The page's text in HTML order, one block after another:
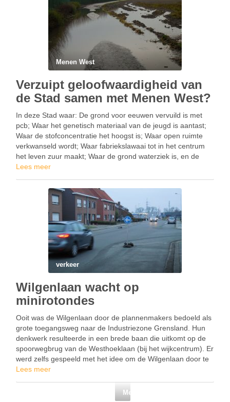
Menen West
Verzuipt geloofwaardigheid van
de Stad samen met Menen West?
In deze Stad waar: De grond voor eeuwen vervuild is met
pcb; Waar het genetisch materiaal van de jeugd is aantast;
Waar de stofconcentratie het hoogst is; Waar open ruimte
verkwanseld wordt; Waar fabriekslawaai tot in het centrum
het leven zuur maakt; Waar de grond waterziek is, en de
nattigheid …
Lees meer
verkeer
Wilgenlaan wacht op
minirotondes
Ooit was de Wilgenlaan door de plannenmakers bedoeld als
grote toegangsweg naar de Industriezone Grensland. Hun
denkwerk resulteerde in een brede baan die uitkomt op de
spoorwegbrug van de Westhoeklaan (bij het wijkcentrum). Er
werd zelfs gespeeld met het idee om de Wilgenlaan door te
trekken, over de Ieperstraat en …
Lees meer
Menen West